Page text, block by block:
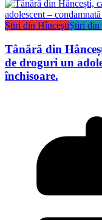
Știri din HînceștiȘtiri din
Tânără din
de droguri un
închisoare.